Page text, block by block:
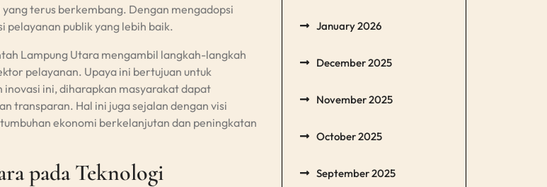
terus berkembang. Dengan mengadopsi
publik yang lebih baik.
Lampung Utara mengambil langkah-langkah
pelayanan. Upaya ini bertujuan untuk
ini, diharapkan masyarakat dapat
transparan. Hal ini juga sejalan dengan visi
ekonomi berkelanjutan dan peningkatan
pada Teknologi
January 2026
December 2025
November 2025
October 2025
September 2025